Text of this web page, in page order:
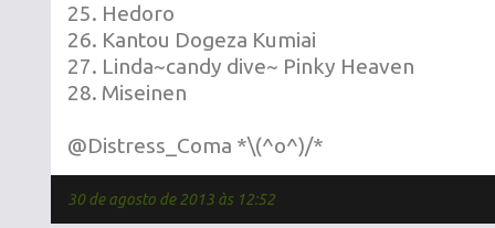
25. Hedoro
26. Kantou Dogeza Kumiai
27. Linda~candy dive~ Pinky Heaven
28. Miseinen
@Distress_Coma *\(^o^)/*
30 de agosto de 2013 às 12:52